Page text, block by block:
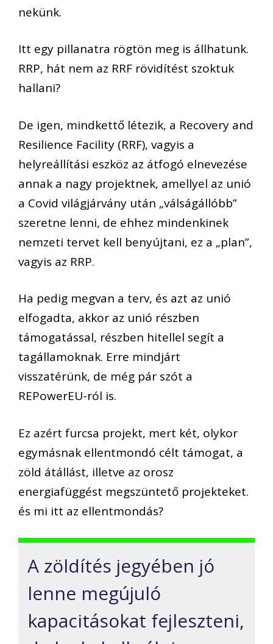
nekünk.
Itt egy pillanatra rögtön meg is állhatunk.
RRP, hát nem az RRF rövidítést szoktuk
hallani?
De igen, mindkettő létezik, a Recovery and
Resilience Facility (RRF), vagyis a
helyreállítási eszköz az átfogó elnevezése
annak a nagy projektnek, amellyel az unió
a Covid világjárvány után „válságállóbb”
szeretne lenni, de ehhez mindenkinek
nemzeti tervet kell benyújtani, ez a „plan”,
vagyis az RRP.
Ha pedig megvan a terv, és azt az unió
elfogadta, akkor az unió részben
támogatással, részben hitellel segít a
tagállamoknak. Erre mindjárt
visszatérünk, de még pár szót a
REPowerEU-ról is.
Ez azért furcsa projekt, mert két, olykor
egymásnak ellentmondó célt támogat, a
zöld átállást, illetve az orosz
energiafüggést megszüntető projekteket.
és mi itt az ellentmondás?
A zöldítés jegyében jó
lenne megújuló
kapacitásokat fejleszteni,